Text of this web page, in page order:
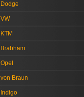
Dodge
VW
KTM
Brabham
Opel
von Braun
Indigo